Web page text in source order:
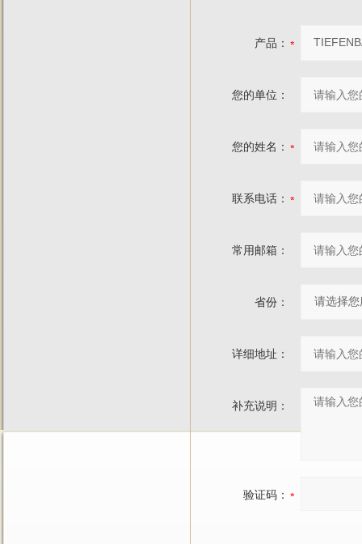
产品：
您的单位：
您的姓名：
联系电话：
常用邮箱：
省份：
详细地址：
补充说明：
验证码：